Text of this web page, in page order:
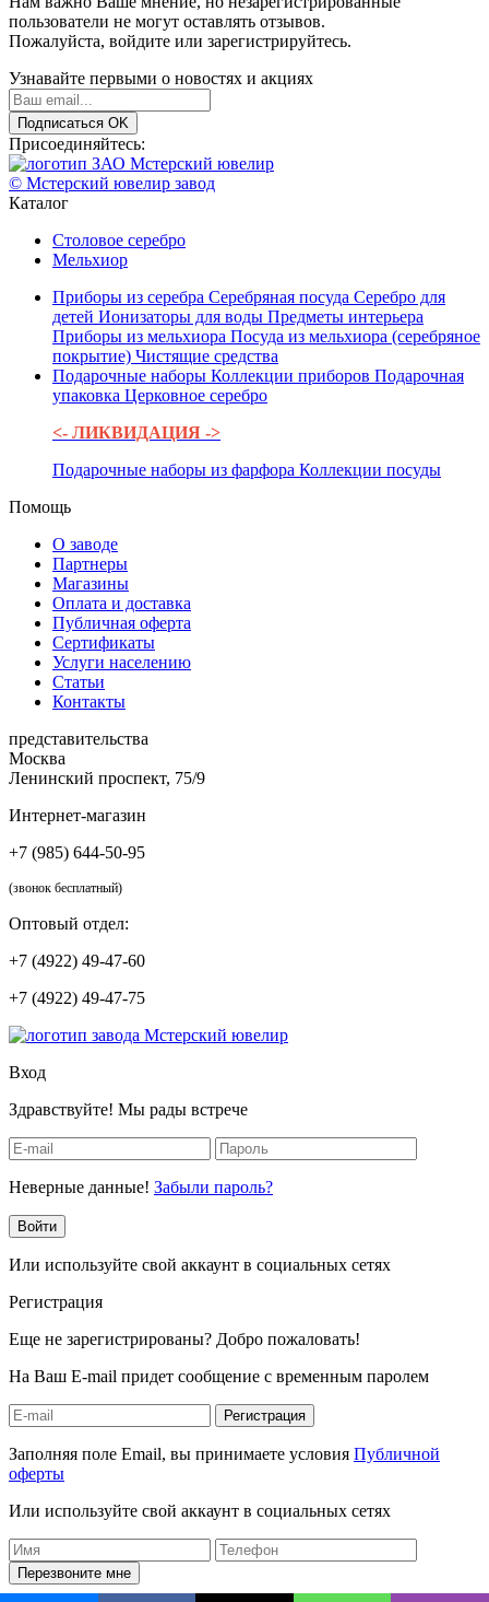
пользователи не могут оставлять отзывов.
Пожалуйста, войдите или зарегистрируйтесь.
Узнавайте первыми о новостях и акциях
Подписаться OK
Присоединяйтесь:
© Мстерский ювелир завод
Каталог
Столовое серебро
Мельхиор
Приборы из серебра Серебряная посуда Серебро для
детей Ионизаторы для воды Предметы интерьера
Приборы из мельхиора Посуда из мельхиора (серебряное
покрытие) Чистящие средства
Подарочные наборы Коллекции приборов Подарочная
упаковка Церковное серебро
<- ЛИКВИДАЦИЯ ->
Подарочные наборы из фарфора Коллекции посуды
Помощь
О заводе
Партнеры
Магазины
Оплата и доставка
Публичная оферта
Сертификаты
Услуги населению
Статьи
Контакты
представительства
Москва
Ленинский проспект, 75/9
Интернет-магазин
+7 (985) 644-50-95
(звонок бесплатный)
Оптовый отдел:
+7 (4922) 49-47-60
+7 (4922) 49-47-75
Вход
Здравствуйте! Мы рады встрече
Неверные данные! Забыли пароль?
Войти
Или используйте свой аккаунт в социальных сетях
Регистрация
Еще не зарегистрированы? Добро пожаловать!
На Ваш E-mail придет сообщение с временным паролем
Регистрация
Заполняя поле Email, вы принимаете условия Публичной
оферты
Или используйте свой аккаунт в социальных сетях